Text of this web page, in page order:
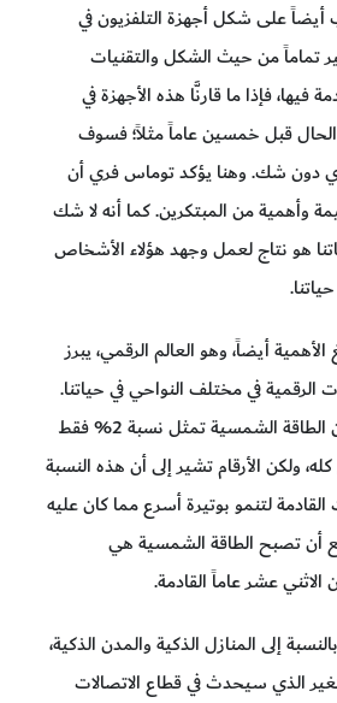
على شكل أجهزة التلفزيون في
تماماً من حيث الشكل والتقنيات
فيها، فإذا ما قارنَّا هذه الأجهزة في
الحال قبل خمسين عاماً مثلاً؛ فسوف
دون شك. وهنا يؤكد توماس فري أن
وأهمية من المبتكرين. كما أنه لا شك
هو نتاج لعمل وجهد هؤلاء الأشخاص
الأهمية أيضاً، وهو العالم الرقمي، يبرز
الرقمية في مختلف النواحي في حياتنا.
وعلى سبيل المثال: نجد أن الطاقة الشمسية تمثل نسبة 2% فقط
ولكن الأرقام تشير إلى أن هذه النسبة
لتنمو بوتيرة أسرع مما كان عليه
أن تصبح الطاقة الشمسية هي
عشر عاماً القادمة.
إلى المنازل الذكية والمدن الذكية،
الذي سيحدث في قطاع الاتصالات